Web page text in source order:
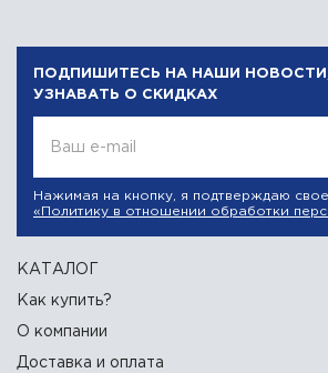
ПОДПИШИТЕСЬ НА НАШИ
УЗНАВАТЬ О СКИДКАХ
Ваш e-mail
Нажимая на кнопку, я подтверждаю
«Политику в отношении обработки
КАТАЛОГ
Как купить?
О компании
Доставка и оплата